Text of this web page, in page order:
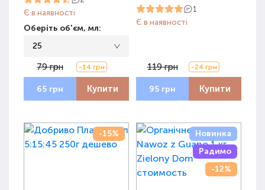
Є в наявності
Оберіть об'єм, мл:
25
79 грн -14 грн
65 грн Купити
1
Є в наявності
119 грн -24 грн
95 грн Купити
-15%
Новинка
Радимо
-12%